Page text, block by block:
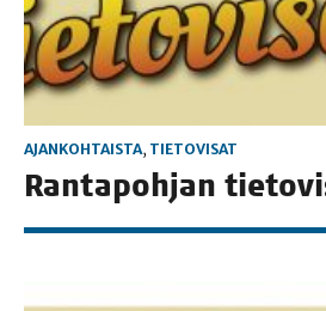
AJANKOHTAISTA, TIETOVISAT
Ran­ta­poh­jan